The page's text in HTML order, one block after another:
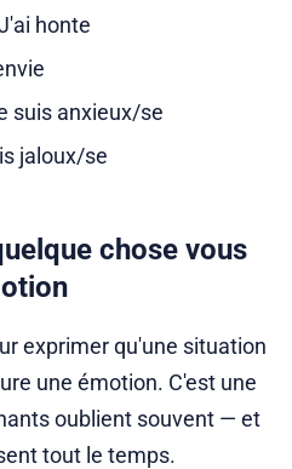
honte
suis anxieux/se
jaloux/se
chose vous
exprimer qu'une situation
une émotion. C'est une
oublient souvent — et
tout le temps.